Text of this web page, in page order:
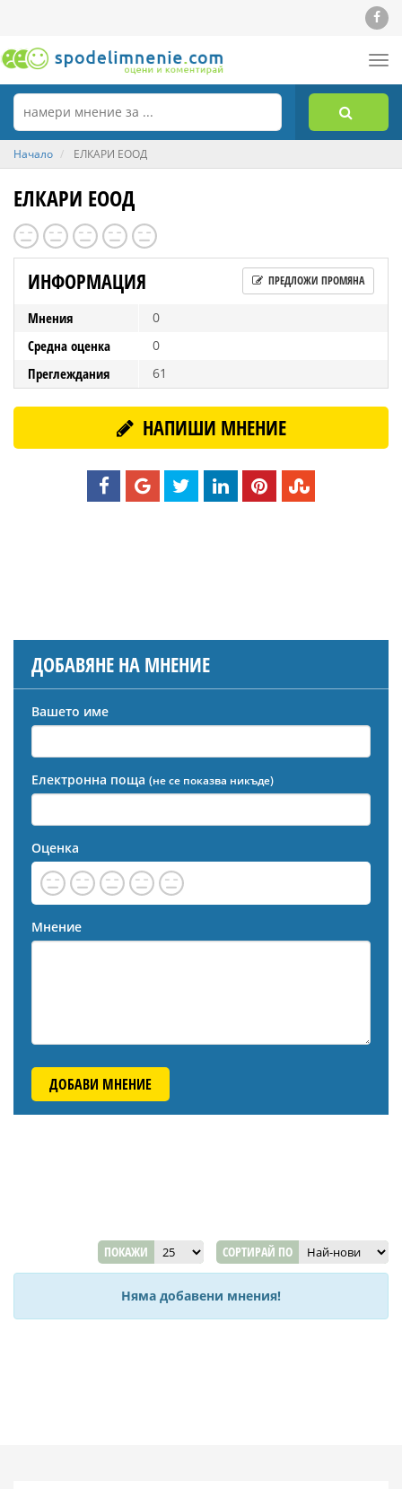
Начало ЕЛКАРИ ЕООД
ЕЛКАРИ ЕООД
ИНФОРМАЦИЯ ПРЕДЛОЖИ ПРОМЯНА
Мнения 0
Средна оценка 0
Преглеждания 61
НАПИШИ МНЕНИЕ
ДОБАВЯНЕ НА МНЕНИЕ
Вашето име
Електронна поща (не се показва никъде)
Оценка
Мнение
ДОБАВИ МНЕНИЕ
ПОКАЖИ СОРТИРАЙ ПО
Няма добавени мнения!